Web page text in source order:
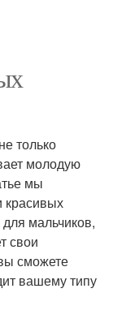
только
молодую
мы
красивых
мальчиков,
свои
сможете
вашему типу